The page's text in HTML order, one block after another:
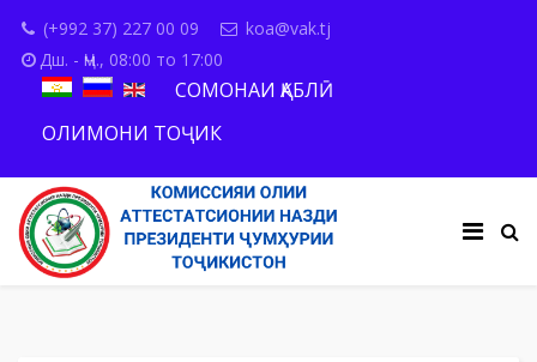
(+992 37) 227 00 09
koa@vak.tj
Дш. - Ҷм., 08:00 то 17:00
СОМОНАИ ҚАБЛӢ
ОЛИМОНИ ТОҶИК